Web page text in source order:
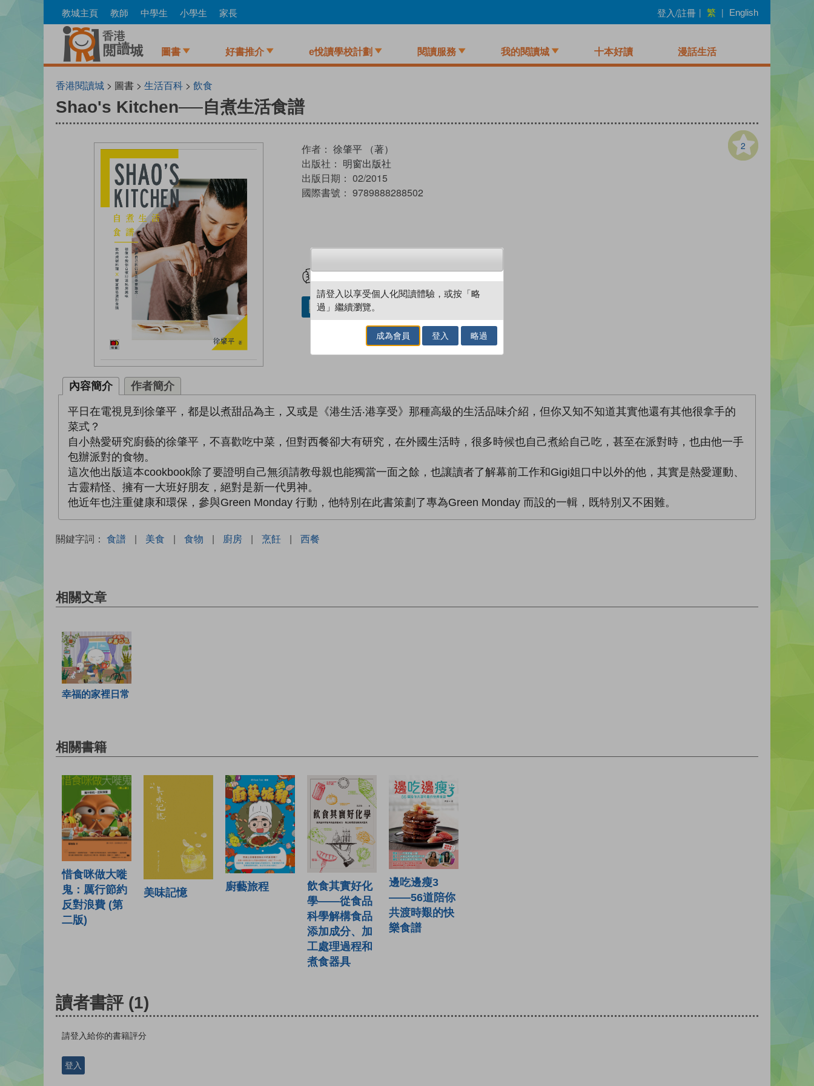
to
教城主頁 教師 中學生 小學生 家長 登入/註冊 | 繁 | English
圖書 好書推介 e悅讀學校計劃 閱讀服務 我的閱讀城 十本好讀 漫話生活
香港閱讀城 > 圖書 > 生活百科 > 飲食
Shao's Kitchen──自煮生活食譜
2
作者： 徐肇平 （著）
出版社： 明窗出版社
出版日期： 02/2015
國際書號： 9789888288502
借閱實體書
內容簡介 作者簡介
平日在電視見到徐肇平，都是以煮甜品為主，又或是《港生活‧港享受》那種高級的生活品味介紹，但你又知不知道其實他還有其他很拿手的
菜式？
自小熱愛研究廚藝的徐肇平，不喜歡吃中菜，但對西餐卻大有研究，在外國生活時，很多時候也自己煮給自己吃，甚至在派對時，也由他一手
包辦派對的食物。
這次他出版這本cookbook除了要證明自己無須請教母親也能獨當一面之餘，也讓讀者了解幕前工作和Gigi姐口中以外的他，其實是熱愛運動、
古靈精怪、擁有一大班好朋友，絕對是新一代男神。
他近年也注重健康和環保，參與Green Monday 行動，他特別在此書策劃了專為Green Monday 而設的一輯，既特別又不困難。
關鍵字詞： 食譜 | 美食 | 食物 | 廚房 | 烹飪 | 西餐
相關文章
幸福的家裡日常
相關書籍
惜食咪做大嘥
鬼：厲行節約
反對浪費 (第
二版)
美味記憶 廚藝旅程
飲食其實好化
學——從食品
科學解構食品
添加成分、加
工處理過程和
煮食器具
邊吃邊瘦3
——56道陪你
共渡時艱的快
樂食譜
讀者書評 (1)
請登入給你的書籍評分
登入
請登入以享受個人化閱讀體驗，或按「略
過」繼續瀏覽。
成為會員 登入 略過